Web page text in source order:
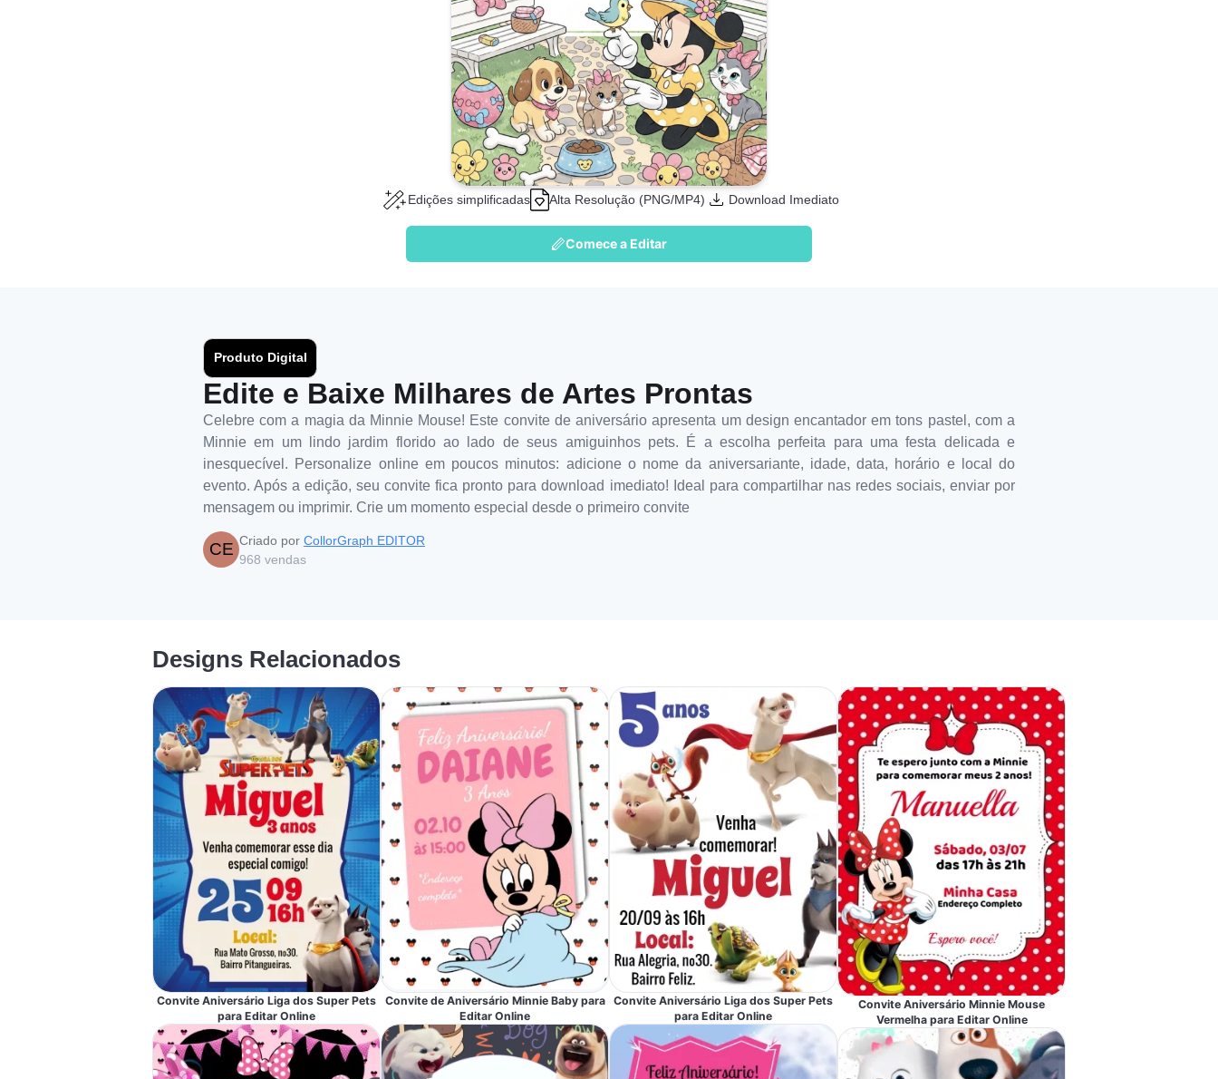
Edições simplificadas Alta Resolução (PNG/MP4) Download Imediato
Comece a Editar
Produto Digital
Edite e Baixe Milhares de Artes Prontas
Celebre com a magia da Minnie Mouse! Este convite de aniversário apresenta um design encantador em tons pastel, com a
Minnie em um lindo jardim florido ao lado de seus amiguinhos pets. É a escolha perfeita para uma festa delicada e
inesquecível. Personalize online em poucos minutos: adicione o nome da aniversariante, idade, data, horário e local do
evento. Após a edição, seu convite fica pronto para download imediato! Ideal para compartilhar nas redes sociais, enviar por
mensagem ou imprimir. Crie um momento especial desde o primeiro convite
CE Criado por CollorGraph EDITOR
968 vendas
Designs Relacionados
Convite Aniversário Liga dos Super Pets
para Editar Online
Convite de Aniversário Minnie Baby para
Editar Online
Convite Aniversário Liga dos Super Pets
para Editar Online
Convite Aniversário Minnie Mouse
Vermelha para Editar Online